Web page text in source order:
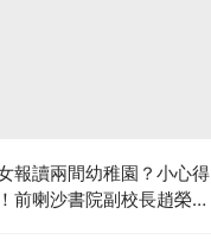
報讀兩間幼稚園？小心得
前喇沙書院副校長趙榮